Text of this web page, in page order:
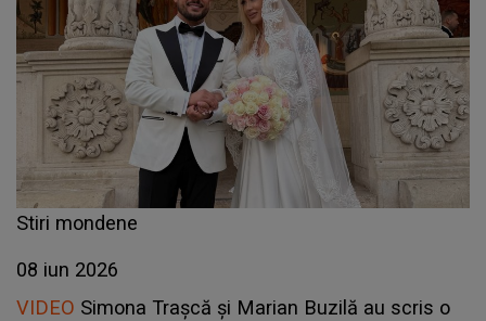
Stiri mondene
08 iun 2026
VIDEO Simona Trașcă și Marian Buzilă au scris o